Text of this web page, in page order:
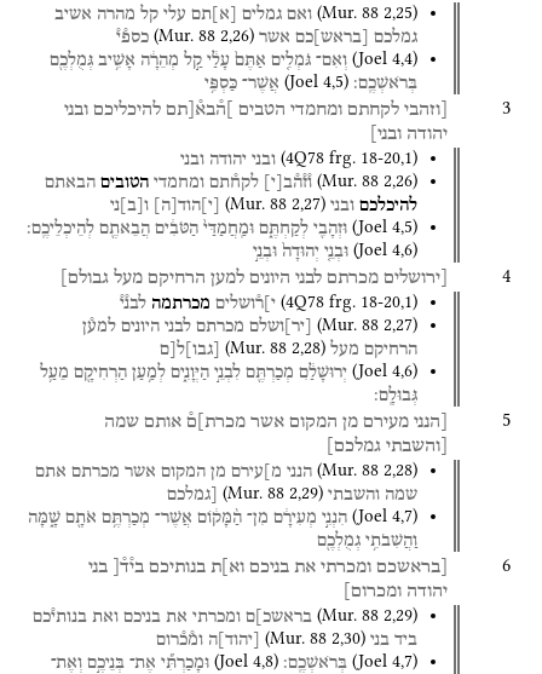
(Mur. 88 2,25) ואם גמלים א תם עלי קל מהרה אשיב
גמלכם
בראש כם אשר (Mur. 88 2,26) כספ֯י֯
(Joel 4,4) וְאִם־ גֹּמְלִ֤ים אַתֶּם֙ עָלַ֔י קַ֣ל מְהֵרָ֔ה אָשִׁ֥יב גְּמֻלְכֶ֖ם
בְּרֹאשְׁכֶֽם׃
(Joel 4,5) אֲשֶׁר־ כַּסְפִּ֥י
3 [וזהבי לקחתם ומחמדי הטבים ]ה֯בא֯[תם להיכליכם ובני
יהודה ובני]
(4Q78 frg. 18-20,1) ובני יהודה ובני
(Mur. 88 2,26) ו֯ז֯ה֯ב י לקח֯תם ומחמדי הטובים הבאתם
להיכלכם ובני (Mur. 88 2,27) י הוד ה ו ב ני
(Joel 4,5) וּזְהָבִ֖י לְקַחְתֶּ֑ם וּמַֽחֲמַדַּי֙ הַטֹּבִ֔ים הֲבֵאתֶ֖ם לְהֵיכְלֵיכֶֽם׃
(Joel 4,6) וּבְנֵ֤י יְהוּדָה֙ וּבְנֵ֣י
4 [ירושלים מכרתם לבני היונים למען הרחיקם מעל גבולם]
(4Q78 frg. 18-20,1) י]ר֯ושלים מכרתמה לבנ֯י֯
(Mur. 88 2,27) יר ושלם מכרתם לבני היונים למע֯ן
הרחיקם מעל (Mur. 88 2,28) גבו ל[ם
(Joel 4,6) יְרוּשָׁלִַ֔ם מְכַרְתֶּ֖ם לִבְנֵ֣י הַיְּוָנִ֑ים לְמַ֥עַן הַרְחִיקָ֖ם מֵעַ֥ל
גְּבוּלָֽם׃
5 [הנני מעירם מן המקום אשר מכרת]ם֯ אותם שמה
[והשבתי גמלכם]
(Mur. 88 2,28) הנני מ]עירם מן המקום אשר מכרתם אתם
שמה והשבתי (Mur. 88 2,29) [גמלכם
(Joel 4,7) הִנְנִ֣י מְעִירָ֔ם מִן־ הַ֨מָּק֔וֹם אֲשֶׁר־ מְכַרְתֶּ֥ם אֹתָ֖ם שָׁ֑מָּה
וַהֲשִׁבֹתִ֥י גְמֻלְכֶ֖ם
6 [בראשכם ומכרתי את בניכם וא]ת בנותיכם בי֯ד֯[
בני
יהודה ומכרום]
(Mur. 88 2,29) בראשכ]ם ומכרתי את בניכם ואת בנותי֯כם
ביד בני (Mur. 88 2,30) יהוד ה ומ֯כ֯רום
(Joel 4,7) בְּרֹאשְׁכֶֽם׃ (Joel 4,8) וּמָכַרְתִּ֞י אֶת־ בְּנֵיכֶ֣ם וְאֶת־